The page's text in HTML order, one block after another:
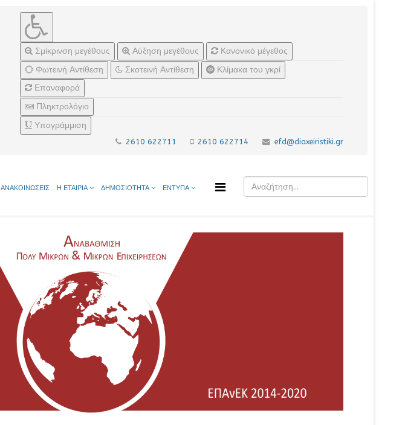
Σμίκρινση μεγέθους Αύξηση μεγέθους
Κανονικό μέγεθος
Φωτεινή Αντίθεση
Σκοτεινή Αντίθεση
Κλίμακα του γκρί
Επαναφορά
Πληκτρολόγιο
Υπογράμμιση
2610 622711 2610 622714 efd@diaxeiristiki.gr
ΑΝΑΚΟΙΝΩΣΕΙΣ Η ΕΤΑΙΡΙΑ ΔΗΜΟΣΙΟΤΗΤΑ ΕΝΤΥΠΑ